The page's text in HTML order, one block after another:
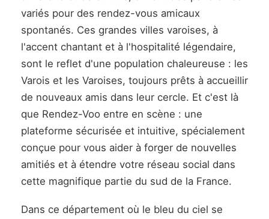
variés pour des rendez-vous amicaux
spontanés. Ces grandes villes varoises, à
l'accent chantant et à l'hospitalité légendaire,
sont le reflet d'une population chaleureuse : les
Varois et les Varoises, toujours prêts à accueillir
de nouveaux amis dans leur cercle. Et c'est là
que Rendez-Voo entre en scène : une
plateforme sécurisée et intuitive, spécialement
conçue pour vous aider à forger de nouvelles
amitiés et à étendre votre réseau social dans
cette magnifique partie du sud de la France.
Dans ce département où le bleu du ciel se